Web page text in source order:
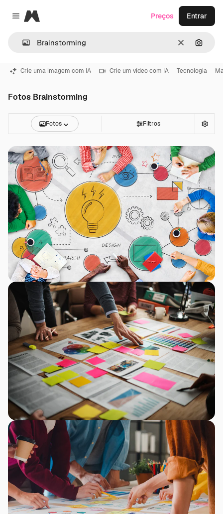
Close menu
Magnific
Limpar
Preços Entrar
Crie uma imagem com IA Crie um vídeo com IA Tecnologia
Fotos Brainstorming
Fotos Filtros